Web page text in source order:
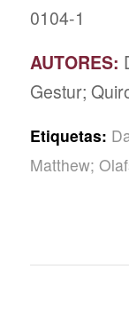
0104-1
AUTORES:
Gestur;
Etiquetas:
Matthew;